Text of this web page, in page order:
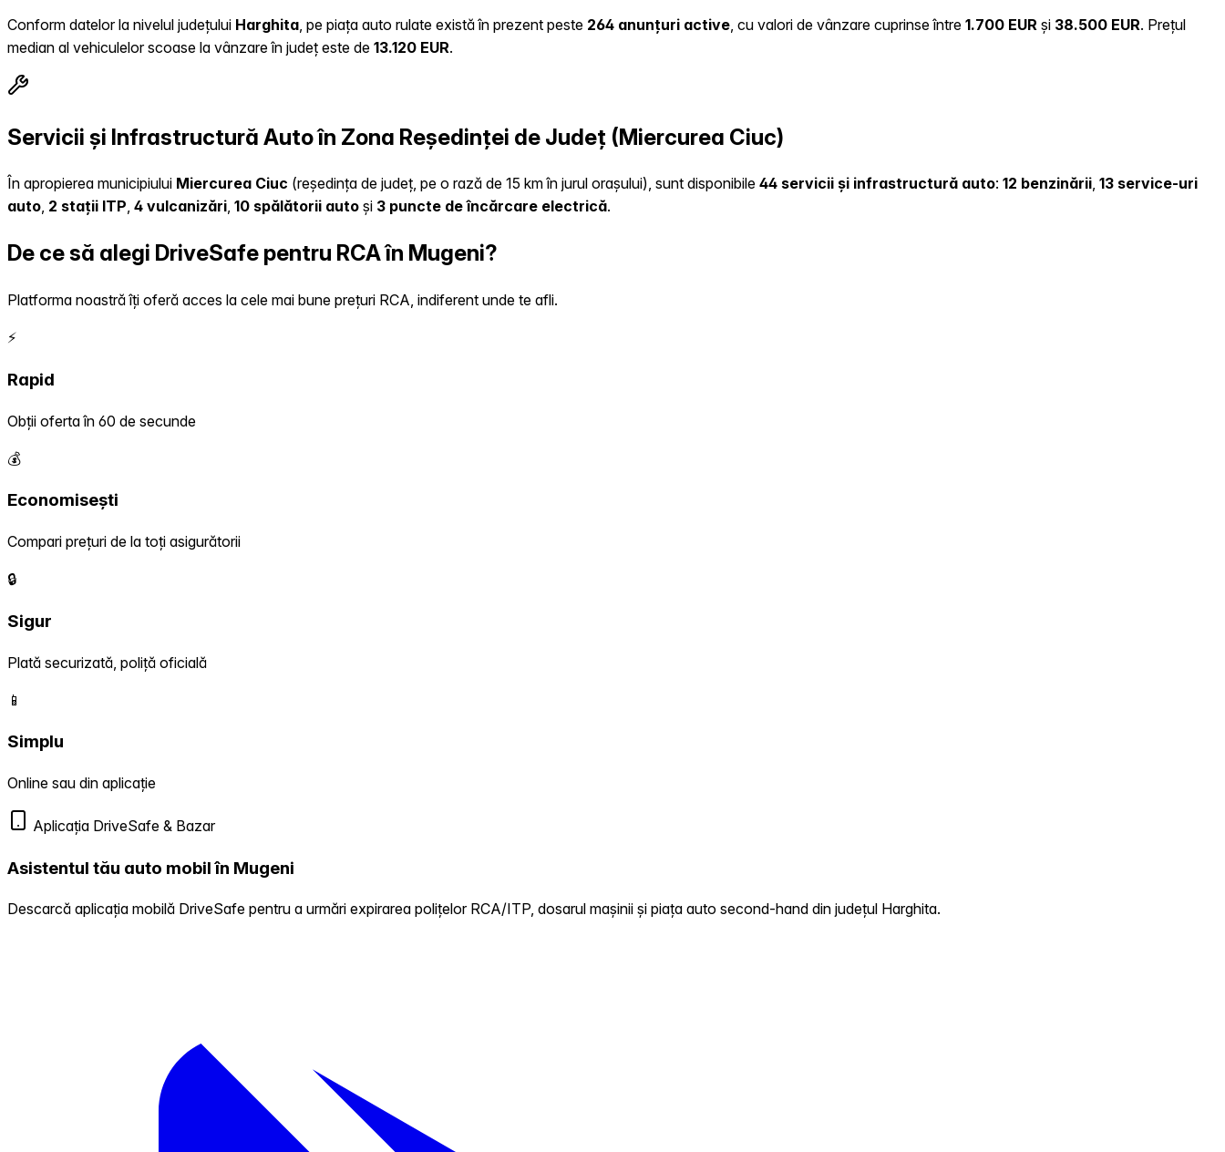
Conform datelor la nivelul județului Harghita , pe piața auto rulate există în prezent peste 264 anunțuri active , cu valori de vânzare cuprinse între 1.700 EUR și 38.500 EUR. Prețul
median al vehiculelor scoase la vânzare în județ este de 13.120 EUR.
Servicii și Infrastructură Auto în Zona Reședinței de Județ (Miercurea Ciuc)
În apropierea municipiului Miercurea Ciuc (reședința de județ, pe o rază de 15 km în jurul orașului), sunt disponibile 44 servicii și infrastructură auto: 12 benzinării, 13 service-uri
auto, 2 stații ITP, 4 vulcanizări, 10 spălătorii auto și 3 puncte de încărcare electrică.
De ce să alegi DriveSafe pentru RCA în Mugeni?
Platforma noastră îți oferă acces la cele mai bune prețuri RCA, indiferent unde te afli.
⚡
Rapid
Obții oferta în 60 de secunde
💰
Economisești
Compari prețuri de la toți asigurătorii
🔒
Sigur
Plată securizată, poliță oficială
📱
Simplu
Online sau din aplicație
Aplicația DriveSafe & Bazar
Asistentul tău auto mobil în Mugeni
Descarcă aplicația mobilă DriveSafe pentru a urmări expirarea polițelor RCA/ITP, dosarul mașinii și piața auto second-hand din județul Harghita.